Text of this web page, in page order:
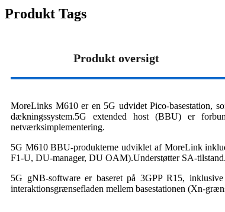
Produkt Tags
Produkt oversigt
MoreLinks M610 er en 5G udvidet Pico-basestation,
dækningssystem.5G extended host (BBU) er
netværksimplementering.
5G M610 BBU-produkterne udviklet af MoreLink
F1-U, DU-manager, DU OAM).Understøtter SA-tilstand.
5G gNB-software er baseret på 3GPP R15,
interaktionsgrænsefladen mellem basestationen (Xn-